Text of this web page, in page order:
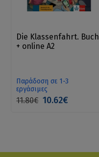
Die Klassenfahrt. Buch
+ online A2
Παράδοση σε 1-3
εργάσιμες
11.80€ 10.62€